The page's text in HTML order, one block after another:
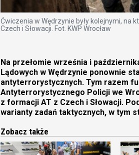
Ćwiczenia w Wędrzynie były kolejnymi, na
Czech i Słowacji. Fot. KWP Wrocław
Na przełomie września i
Lądowych w Wędrzynie ponownie
antyterrorystycznych. Tym razem
Antyterrorystycznego Policji we
z formacji AT z Czech i Słowacji.
warianty zadań taktycznych, w tym
Zobacz także